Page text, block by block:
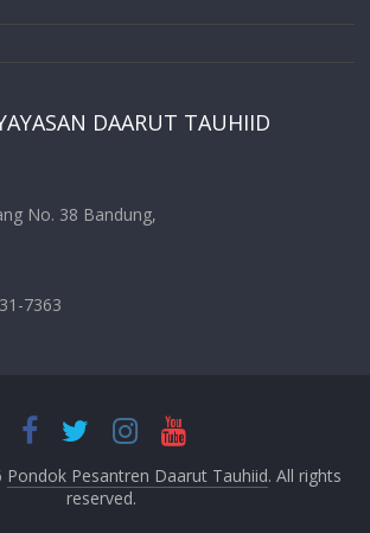
DAARUT TAUHIID
No. 38 Bandung,
7363
Pondok Pesantren Daarut Tauhiid. All rights
reserved.